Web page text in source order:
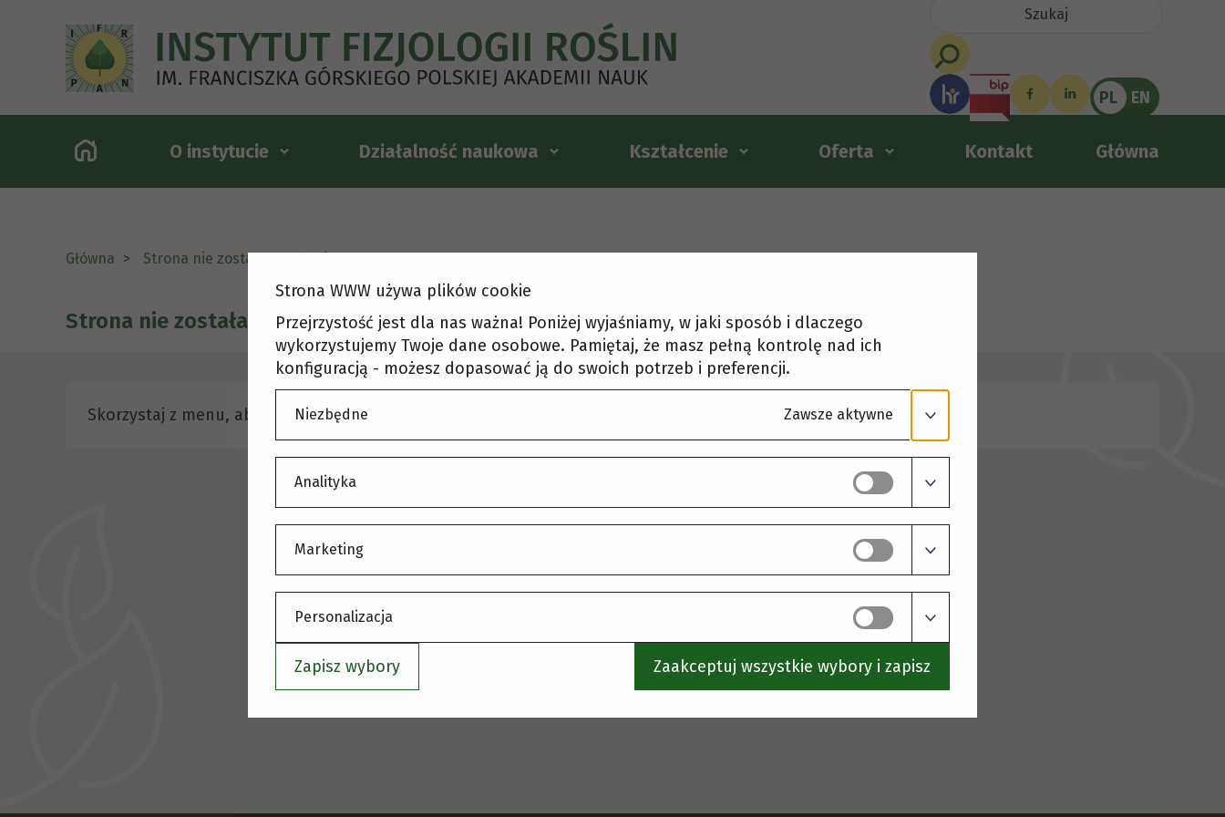
PL EN
O instytucie Działalność naukowa Kształcenie Oferta Kontakt Główna
Główna Strona nie została odnaleziona
Strona nie została odnaleziona
Skorzystaj z menu, aby wybrać inną stronę.
Strona WWW używa plików cookie
Przejrzystość jest dla nas ważna! Poniżej wyjaśniamy, w jaki sposób i dlaczego
wykorzystujemy Twoje dane osobowe. Pamiętaj, że masz pełną kontrolę nad ich
konfiguracją - możesz dopasować ją do swoich potrzeb i preferencji.
Niezbędne Zawsze aktywne
Analityka
Marketing
Personalizacja
Zapisz wybory Zaakceptuj wszystkie wybory i zapisz